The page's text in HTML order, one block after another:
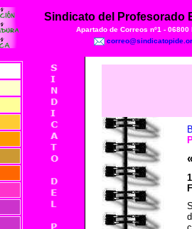
Sindicato del Profesorado
Apartado de Correos nº1 - 06800